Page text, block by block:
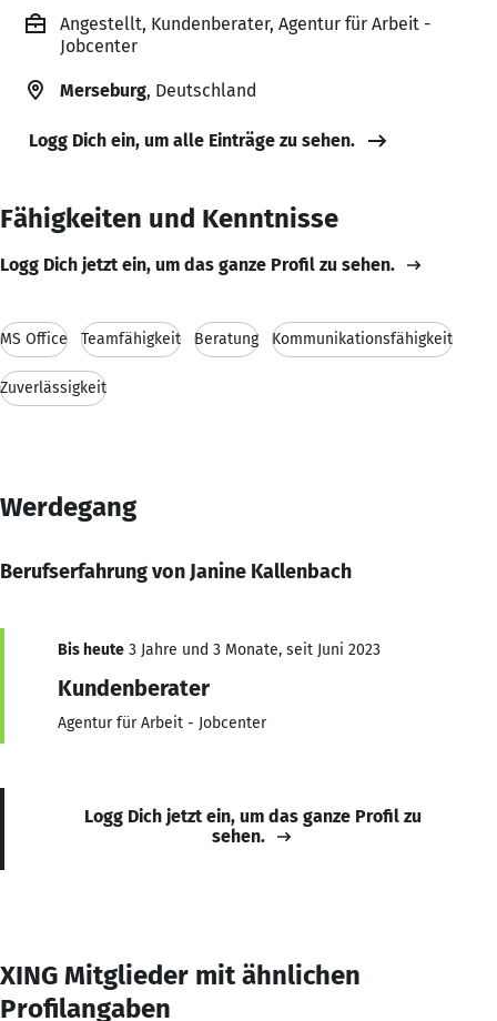
Angestellt, Kundenberater, Agentur für Arbeit -
Jobcenter
Merseburg, Deutschland
Logg Dich ein, um alle Einträge zu sehen.
Fähigkeiten und Kenntnisse
Logg Dich jetzt ein, um das ganze Profil zu sehen.
MS Office Teamfähigkeit Beratung Kommunikationsfähigkeit
Zuverlässigkeit
Werdegang
Berufserfahrung von Janine Kallenbach
Bis heute 3 Jahre und 3 Monate, seit Juni 2023
Kundenberater
Agentur für Arbeit - Jobcenter
Logg Dich jetzt ein, um das ganze Profil zu
sehen.
XING Mitglieder mit ähnlichen
Profilangaben